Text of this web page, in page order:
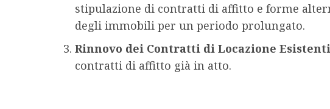
stipulazione di contratti di affitto e forme
degli immobili per un periodo prolungato.
Rinnovo dei Contratti di Locazione Esistenti
contratti di affitto già in atto.